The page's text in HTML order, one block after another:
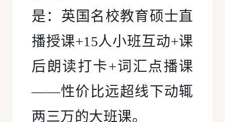
是：英国名校教育硕士直
播授课+15人小班互动+课
后朗读打卡+词汇点播课
——性价比远超线下动辄
两三万的大班课。